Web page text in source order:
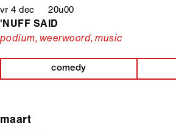
vr 4 dec 20u00
'NUFF SAID
podium, weerwoord, music
comedy
maart